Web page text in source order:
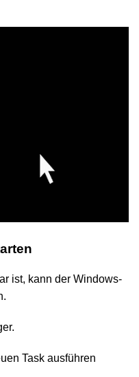
ist, kann der Windows-
.
Task ausführen